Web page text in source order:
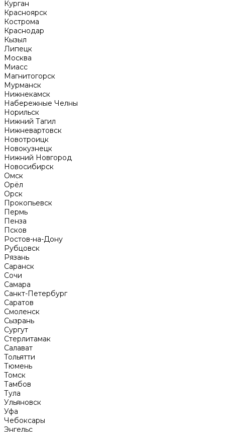
Курган
Красноярск
Кострома
Краснодар
Кызыл
Липецк
Москва
Миасс
Магнитогорск
Мурманск
Нижнекамск
Набережные Челны
Норильск
Нижний Тагил
Нижневартовск
Новотроицк
Новокузнецк
Нижний Новгород
Новосибирск
Омск
Орёл
Орск
Прокопьевск
Пермь
Пенза
Псков
Ростов-на-Дону
Рубцовск
Рязань
Саранск
Сочи
Самара
Санкт-Петербург
Саратов
Смоленск
Сызрань
Сургут
Стерлитамак
Салават
Тольятти
Тюмень
Томск
Тамбов
Тула
Ульяновск
Уфа
Чебоксары
Энгельс